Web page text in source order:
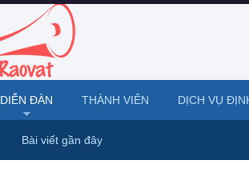
DIỄN ĐÀN
Bài viết gần đây
THÀNH VIÊN DỊCH VỤ